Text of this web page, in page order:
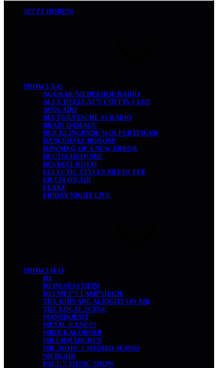
JETZT HÖREN!
SHOWS A-G
AGGRAR NIEDERHOF RADIO
ALEX HELLCAT’S COFFIN CLUB
AVOCADO
BLUTGRÄTSCHE 05 RADIO
BRAIN DAMAGE
DER KLINGENDE WOLPERTINGER
DANCEHALL BOOOM!
DAWNING OF A NEW ERROR
DEUTSCHSTUNDE
DEVIANT DISCO
ECLECTIC STYLES MIT DJ PEE
ER-EM ON AIR
FLAKE
FRIDAY NIGHT LIVE
SHOWS H-Q
H1
HEIM SÜSS HEIM
HELMET’S LAMPSHADE
THE KIDS ARE ALRIGHT ON AIR
THE LOCAL SCENE
MANEDOESIT
METAL ILLNESS
MIKE KALODNER
MILCHMÄDCHEN
MR. MOJO’S MUMBO JUMBO
NIEBLAIR
PAUL’S MUSIC SHOW